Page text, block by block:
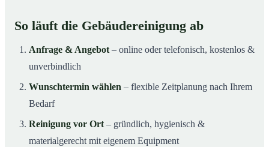
So läuft die Gebäudereinigung ab
Anfrage & Angebot – online oder telefonisch, kostenlos &
unverbindlich
Wunschtermin wählen – flexible Zeitplanung nach Ihrem
Bedarf
Reinigung vor Ort – gründlich, hygienisch &
materialgerecht mit eigenem Equipment